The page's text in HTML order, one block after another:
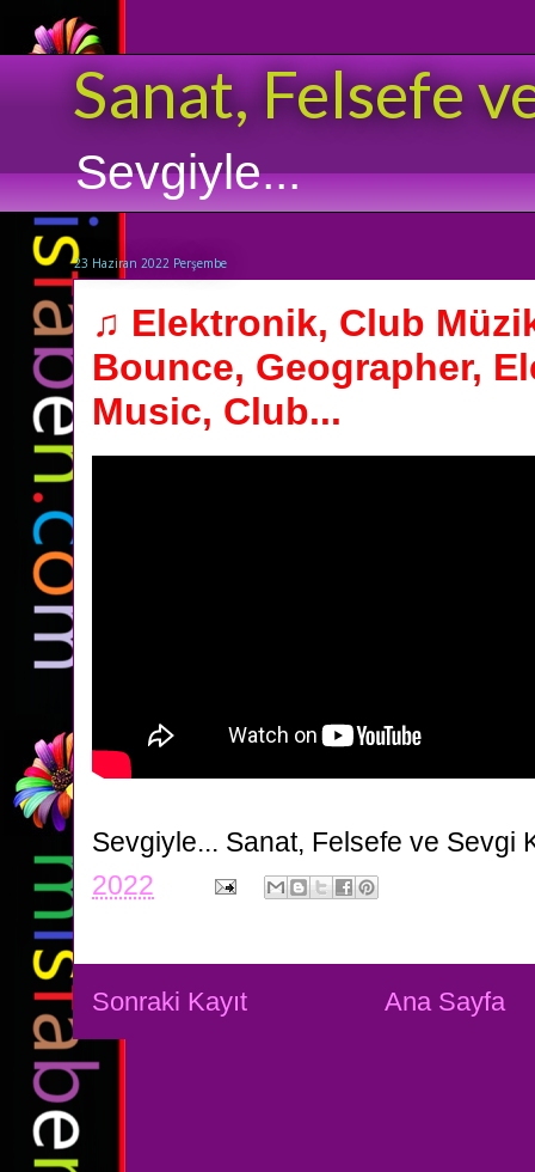
Sanat, Felsefe
Sevgiyle...
23 Haziran 2022 Perşembe
♫ Elektronik, Club
Bounce, Geographer,
Music, Club...
Sevgiyle... Sanat, Felsefe ve Sevgi
2022
Sonraki Kayıt Ana Sayfa